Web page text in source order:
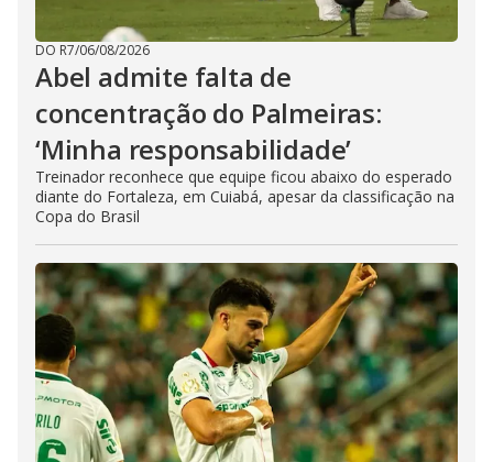
DO R7/06/08/2026
Abel admite falta de
concentração do Palmeiras:
‘Minha responsabilidade’
Treinador reconhece que equipe ficou abaixo do esperado
diante do Fortaleza, em Cuiabá, apesar da classificação na
Copa do Brasil